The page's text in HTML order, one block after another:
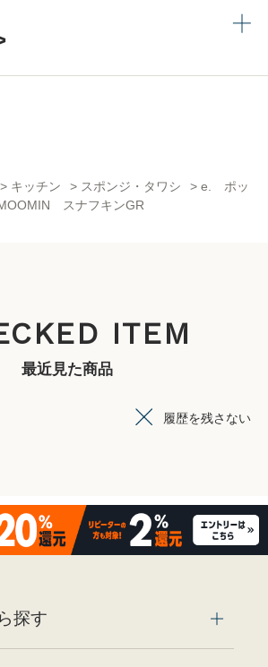
> キッチン > スポンジ・タワシ > e. ポッ
スナフキンGR
ITEM
最近見た商品
履歴を残さない
探す